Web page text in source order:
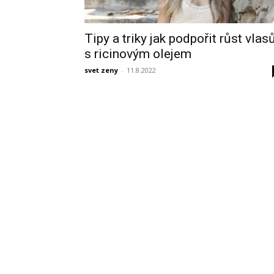
Tipy a triky jak podpořit růst
s ricinovým olejem
svet zeny - 11.8.2022